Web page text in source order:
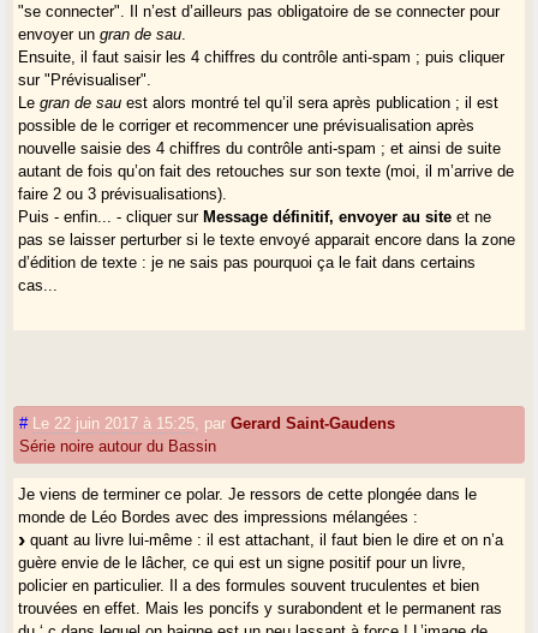
"se connecter". Il n’est d’ailleurs pas obligatoire de se connecter pour
envoyer ungran de sau
Ensuite, il faut saisir les 4 chiffres du contrôle anti-spam ; puis cliquer
sur "Prévisualiser".
Legran de sau est alors montré tel qu’il sera après publication ; il est
possible de le corriger et recommencer une prévisualisation après
nouvelle saisie des 4 chiffres du contrôle anti-spam ; et ainsi de suite
autant de fois qu’on fait des retouches sur son texte (moi, il m’arrive de
faire 2 ou 3 prévisualisations).
Puis - enfin... - cliquer sur Message définitif, envoyer au site et ne
pas se laisser perturber si le texte envoyé apparait encore dans la zone
d’édition de texte : je ne sais pas pourquoi ça le fait dans certains
cas...
# Le 22 juin 2017 à 15:25 parGerard Saint-Gaudens
Série noire autour du Bassin
Je viens de terminer ce polar. Je ressors de cette plongée dans le
monde de Léo Bordes avec des impressions mélangées :
quant au livre lui-même : il est attachant, il faut bien le dire et on n’a
guère envie de le lâcher, ce qui est un signe positif pour un livre,
policier en particulier. Il a des formules souvent truculentes et bien
trouvées en effet. Mais les poncifs y surabondent et le permanent ras